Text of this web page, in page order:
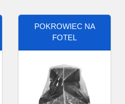
POKROWIEC NA
FOTEL